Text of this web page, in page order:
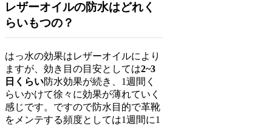
レザーオイルの防水はどれく
らいもつの？
はっ水の効果はレザーオイルにより
ますが、効き目の目安としては2~3
日くらい防水効果が続き、1週間く
らいかけて徐々に効果が薄れていく
感じです。ですので防水目的で革靴
をメンテする頻度としては1週間に1